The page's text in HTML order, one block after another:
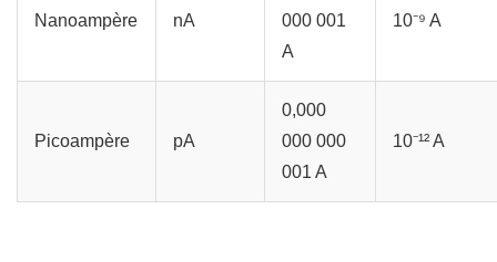
Nanoampère nA
000 001
A
10⁻⁹ A
Picoampère pA
0,000
000 000
001 A
10⁻¹² A